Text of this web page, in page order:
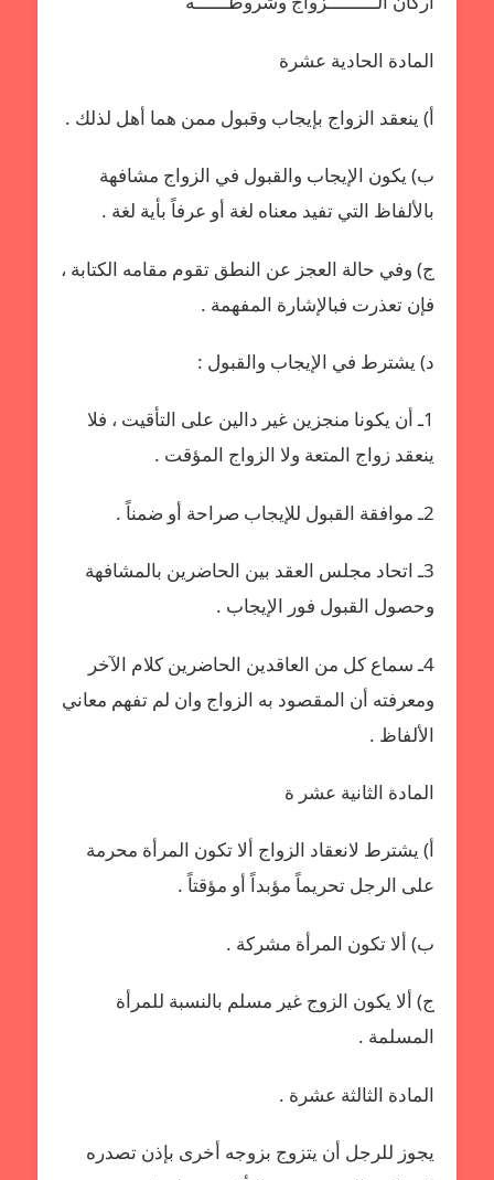
المادة الحادية عشرة
أ‌) ينعقد الزواج بإيجاب وقبول ممن هما أهل لذلك .
ب‌) يكون الإيجاب والقبول في الزواج مشافهة
بالألفاظ التي تفيد معناه لغة أو عرفاً بأية لغة .
ج) وفي حالة العجز عن النطق تقوم مقامه الكتابة ،
فإن تعذرت فبالإشارة المفهمة .
د) يشترط في الإيجاب والقبول :
1ـ أن يكونا منجزين غير دالين على التأقيت ، فلا
ينعقد زواج المتعة ولا الزواج المؤقت .
2ـ موافقة القبول للإيجاب صراحة أو ضمناً .
3ـ اتحاد مجلس العقد بين الحاضرين بالمشافهة
وحصول القبول فور الإيجاب .
4ـ سماع كل من العاقدين الحاضرين كلام الآخر
ومعرفته أن المقصود به الزواج وان لم تفهم معاني
الألفاظ .
المادة الثانية عشر ة
أ‌) يشترط لانعقاد الزواج ألا تكون المرأة محرمة
على الرجل تحريماً مؤبداً أو مؤقتاً .
ب‌) ألا تكون المرأة مشركة .
ج) ألا يكون الزوج غير مسلم بالنسبة للمرأة
المسلمة .
المادة الثالثة عشرة .
يجوز للرجل أن يتزوج بزوجه أخرى بإذن تصدره